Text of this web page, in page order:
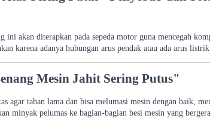
ini akan diterapkan pada sepeda motor guna mencegah
karena adanya hubungan arus pendak atau ada arus
Mesin Jahit Sering Putus"
agar tahan lama dan bisa melumasi mesin dengan baik,
minyak pelumas ke bagian-bagian besi mesin yang